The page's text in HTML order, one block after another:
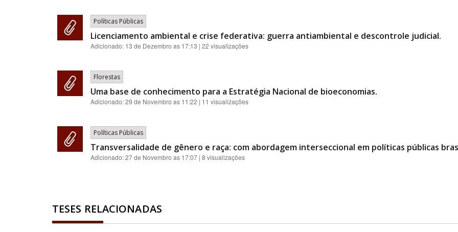
Políticas Públicas
Licenciamento ambiental e crise federativa: guerra antiambiental e descontrole judicial.
Adicionado: 13 de Dezembro as 17:13 | 22 visualizações
Florestas
Uma base de conhecimento para a Estratégia Nacional de bioeconomias.
Adicionado:29 de Novembro as 11:22 | 11 visualizações
Políticas Públicas
Transversalidade de gênero e raça: com abordagem interseccional em políticas públicas
Adicionado:27 de Novembro as 17:07 | 8 visualizações
TESES RELACIONADAS